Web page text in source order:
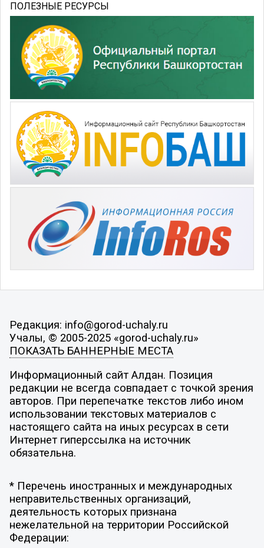
ПОЛЕЗНЫЕ РЕСУРСЫ
Редакция: info@gorod-uchaly.ru
Учалы, © 2005-2025 «gorod-uchaly.ru»
ПОКАЗАТЬ БАННЕРНЫЕ МЕСТА
Информационный сайт Алдан. Позиция
редакции не всегда совпадает с точкой зрения
авторов. При перепечатке текстов либо ином
использовании текстовых материалов с
настоящего сайта на иных ресурсах в сети
Интернет гиперссылка на источник
обязательна.
* Перечень иностранных и международных
неправительственных организаций,
деятельность которых признана
нежелательной на территории Российской
Федерации: